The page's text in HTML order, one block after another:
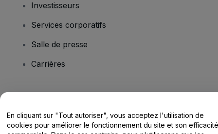
Investisseurs
Services corporatifs
Salle de presse
Carrières
Centre d'assistance / Nous contacter
En cliquant sur "Tout autoriser", vous acceptez l'utilisation de
cookies pour améliorer le fonctionnement du site et son efficacité